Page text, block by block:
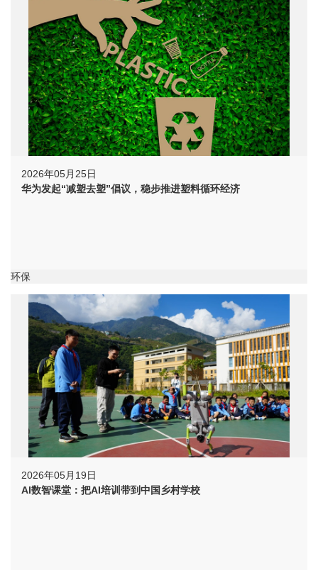
2026年05月25日
华为发起“减塑去塑”倡议，稳步推进塑料循环经济
环保
2026年05月19日
AI数智课堂：把AI培训带到中国乡村学校